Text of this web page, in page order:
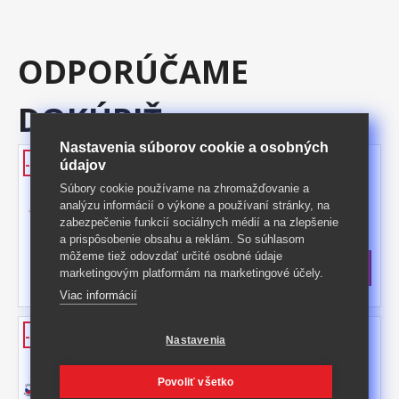
ODPORÚČAME
DOKÚPIŤ
-42% Rošt 90x200
materiál masív smrek, nelakované
prevedenie 14 latí spojených textilným
tkalúnom
Kód produktu: R1
Skladom: 9.9.2026
26 €s DPH
-42%
-40%
Matrac s poťahom IDEA REKO
90x200x12
obojstranný partnerský matrac z pružných
Nastavenia súborov cookie a osobných
údajov
Súbory cookie používame na zhromažďovanie a
analýzu informácií o výkone a používaní stránky, na
zabezpečenie funkcií sociálnych médií a na zlepšenie
a prispôsobenie obsahu a reklám. So súhlasom
môžeme tiež odovzdať určité osobné údaje
marketingovým platformám na marketingové účely.
Viac informácií
Nastavenia
Povoliť všetko